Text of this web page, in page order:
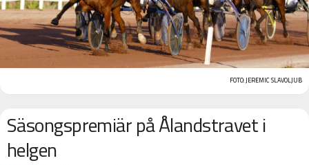
FOTO: JEREMIC SLAVOLJUB
Säsongspremiär på Ålandstravet i
helgen